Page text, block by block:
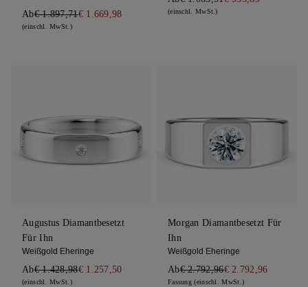
Ab€ 1.897,71€ 1.669,98
(einschl. MwSt.)
(einschl. MwSt.)
Augustus Diamantbesetzt
Für Ihn
Weißgold Eheringe
Ab€ 1.428,98€ 1.257,50
(einschl. MwSt.)
Morgan Diamantbesetzt Für
Ihn
Weißgold Eheringe
Ab€ 2.792,96€ 2.792,96
Fassung (einschl. MwSt.)